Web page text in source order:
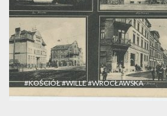
#KOŚCIÓŁ#WILLE#WROCŁAWSKA